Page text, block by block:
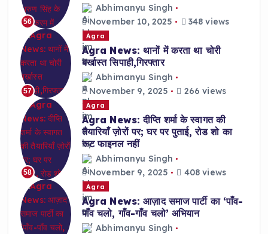
56
Abhimanyu Singh
November 10, 2025
348 views
57
Agra
Agra News: थानों में करता था चोरी
बर्खास्त सिपाही,गिरफ्तार
Abhimanyu Singh
November 9, 2025
266 views
58
Agra
Agra News: दीप्ति शर्मा के स्वागत की
तैयारियाँ ज़ोरों पर; घर पर पुताई, रोड शो का
रूट फाइनल नहीं
Abhimanyu Singh
November 9, 2025
408 views
Agra
Agra News: आज़ाद समाज पार्टी का ‘पाँव-
पाँव चलो, गाँव-गाँव चलो’ अभियान
Abhimanyu Singh